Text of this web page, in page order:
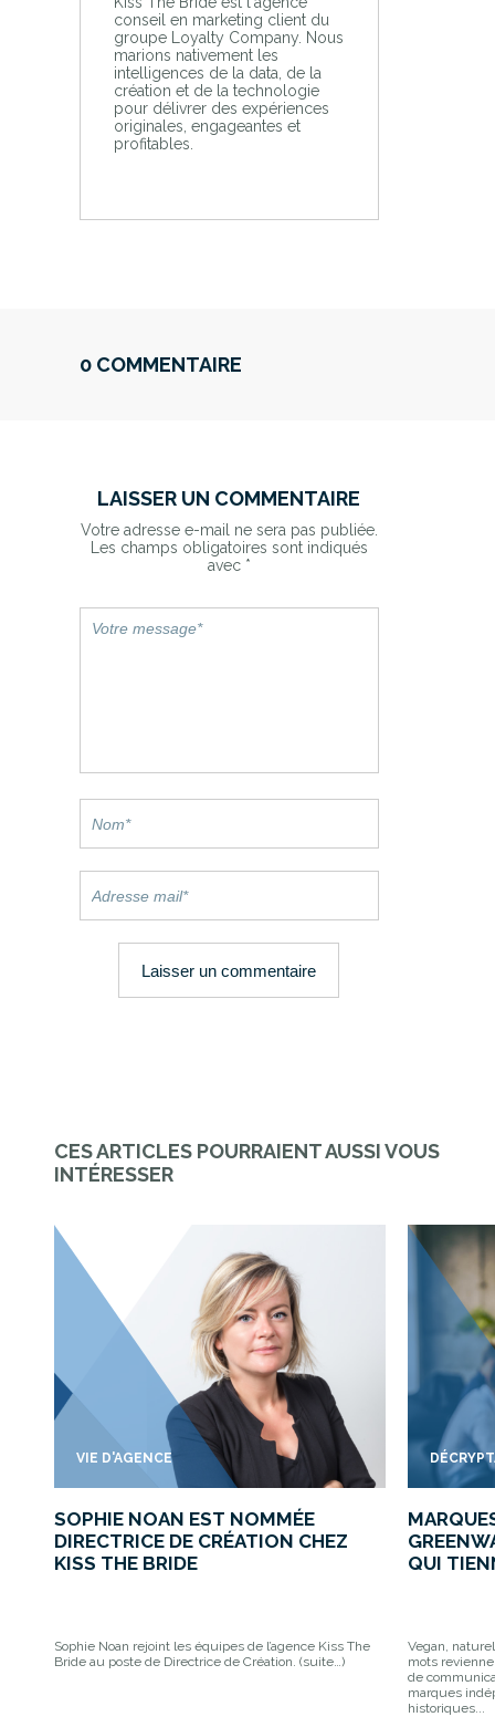
conseil en marketing client du
groupe Loyalty Company. Nous
marions nativement les
intelligences de la data, de la
création et de la technologie
pour délivrer des expériences
originales, engageantes et
profitables.
0 COMMENTAIRE
LAISSER UN COMMENTAIRE
Votre adresse e-mail ne sera pas publiée.
Les champs obligatoires sont indiqués
avec *
CES ARTICLES POURRAIENT AUSSI VOUS
INTÉRESSER
VIE D'AGENCE
SOPHIE NOAN EST NOMMÉE
DIRECTRICE DE CRÉATION CHEZ
KISS THE BRIDE
Sophie Noan rejoint les équipes de l’agence Kiss The
Bride au poste de Directrice de Création. (suite…)
QUI
Vegan,
mots
de
marques
historiques...